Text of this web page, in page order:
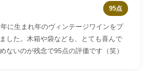
95点
に生まれ年のヴィンテージワインをプ
した。木箱や袋なども、とても喜んで
ないのが残念で95点の評価です（笑）